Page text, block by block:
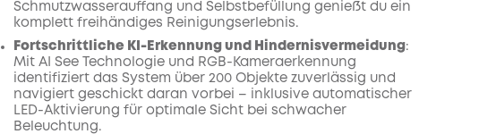
Schmutzwasserauffang und Selbstbefüllung genießt du ein
komplett freihändiges Reinigungserlebnis.
Fortschrittliche KI-Erkennung und Hindernisvermeidung :
Mit AI See Technologie und RGB-Kameraerkennung
identifiziert das System über 200 Objekte zuverlässig und
navigiert geschickt daran vorbei – inklusive automatischer
LED-Aktivierung für optimale Sicht bei schwacher
Beleuchtung.